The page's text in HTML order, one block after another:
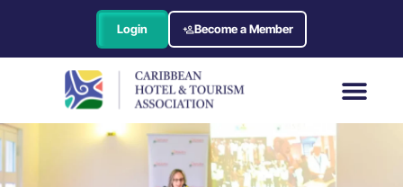
Login Become a Member